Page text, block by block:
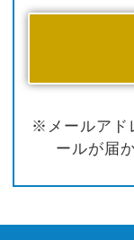
※メールアド
ールが届